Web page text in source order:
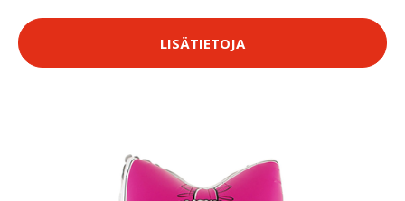
LISÄTIETOJA